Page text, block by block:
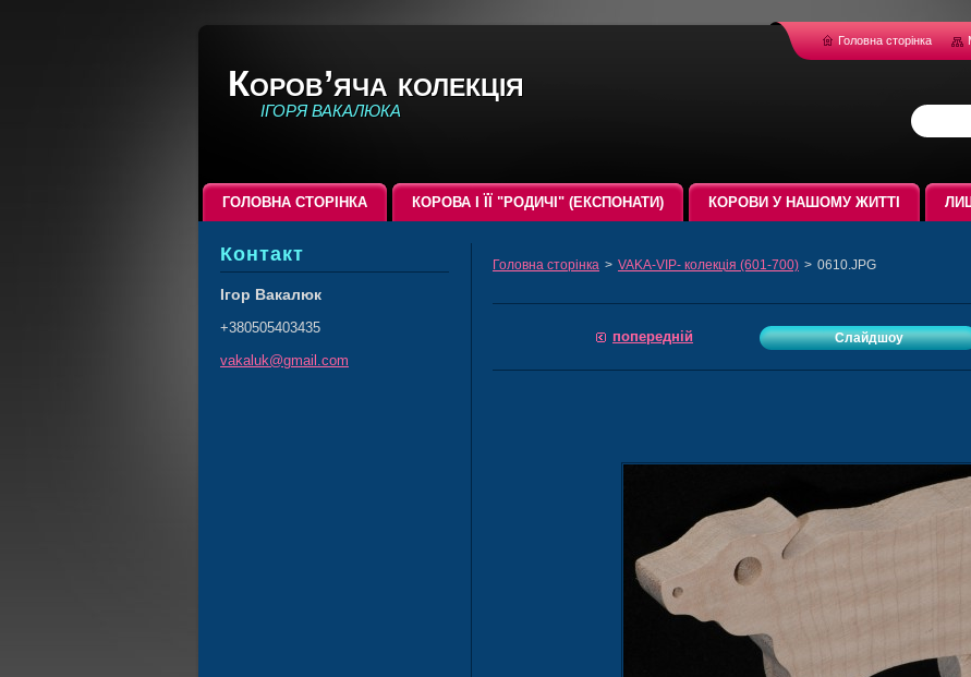
Коров’яча колекція
ІГОРЯ ВАКАЛЮКА
Головна сторінка > VAKA-VIP- колекція (601-700) > 0610.JPG
попередній Слайдшоу
Контакт
Ігор Вакалюк
+380505403435
vakaluk@gmail.com
ГОЛОВНА СТОРІНКА КОРОВА І ЇЇ "РОДИЧІ" (ЕКСПОНАТИ) КОРОВИ У НАШОМУ ЖИТТІ
Головна сторінка